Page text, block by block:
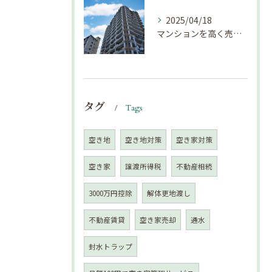
2025/04/18
マンションを高く売却するための注意点！
タグ Tags
空き地 空き地対策 空き家対策
空き家 譲渡所得税 不動産相続
3000万円控除 解体更地渡し
不動産賃貸 空き家売却 通水
封水トラップ